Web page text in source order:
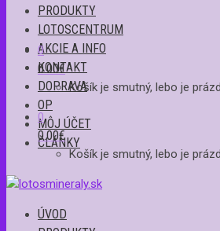
PRODUKTY
LOTOSCENTRUM
AKCIE A INFO
KONTAKT
DOPRAVA
OP
MÔJ ÚČET
ČLÁNKY
0
0.00€
Košík je smutný, lebo je
0
0.00€
Košík je smutný, lebo je
ÚVOD